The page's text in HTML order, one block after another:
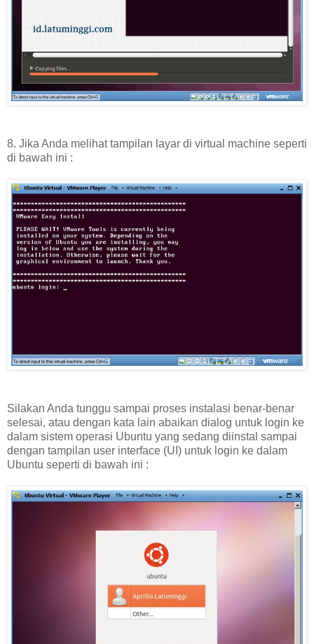
8. Jika Anda melihat tampilan layar di virtual machine seperti
di bawah ini :
Silakan Anda tunggu sampai proses instalasi benar-benar
selesai, atau dengan kata lain abaikan dialog untuk login ke
dalam sistem operasi Ubuntu yang sedang diinstal sampai
dengan tampilan user interface (UI) untuk login ke dalam
Ubuntu seperti di bawah ini :